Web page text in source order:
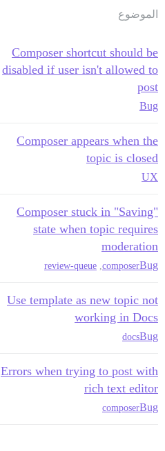
الموضوع
Composer shortcut should be
disabled if user isn't allowed to
post
Bug
Composer appears when the
topic is closed
UX
Composer stuck in "Saving"
state when topic requires
moderation
Bug
composer
review-queue
Use template as new topic not
working in Docs
Bug
docs
Errors when trying to post with
rich text editor
Bug
composer